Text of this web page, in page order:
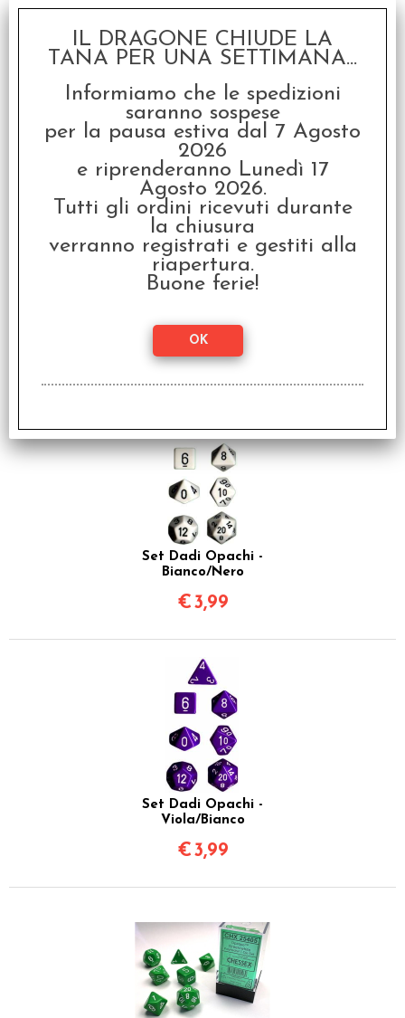
Set Dadi Opachi -
€ 3,99
Giallo/Nero
€3,99
Set Dadi Opachi -
Bianco/Nero
€3,99
Set Dadi Opachi -
Viola/Bianco
€3,99
IL DRAGONE CHIUDE LA
TANA PER UNA SETTIMANA...
Informiamo che le spedizioni
saranno sospese
per la pausa estiva dal 7 Agosto
2026
e riprenderanno Lunedì 17
Agosto 2026.
Tutti gli ordini ricevuti durante
la chiusura
verranno registrati e gestiti alla
riapertura.
Buone ferie!